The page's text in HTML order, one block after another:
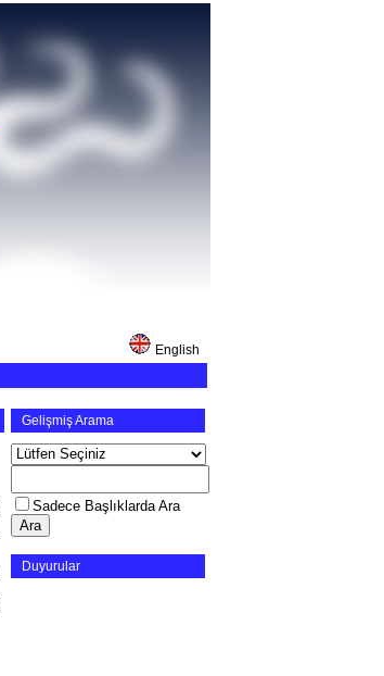
English
Gelişmiş Arama
Sadece Başlıklarda Ara
Duyurular